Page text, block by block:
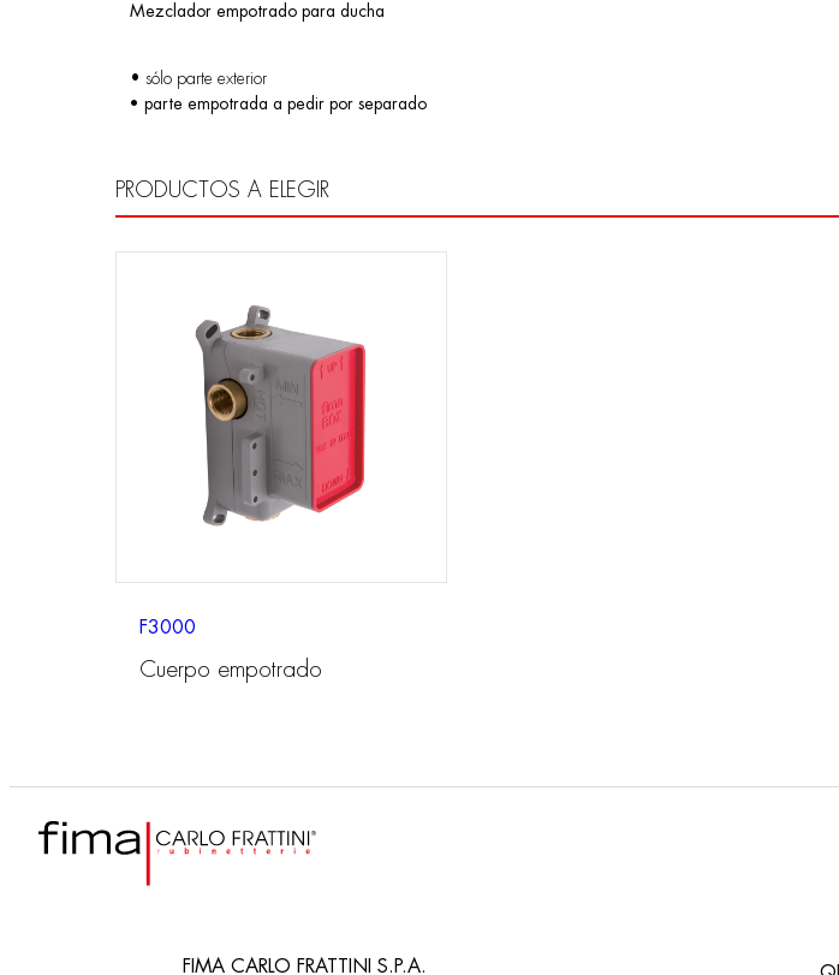
Mezclador empotrado para ducha
• sólo parte exterior
• parte empotrada a pedir por separado
PRODUCTOS A ELEGIR
F3000
Cuerpo empotrado
FIMA CARLO FRATTINI S.P.A.